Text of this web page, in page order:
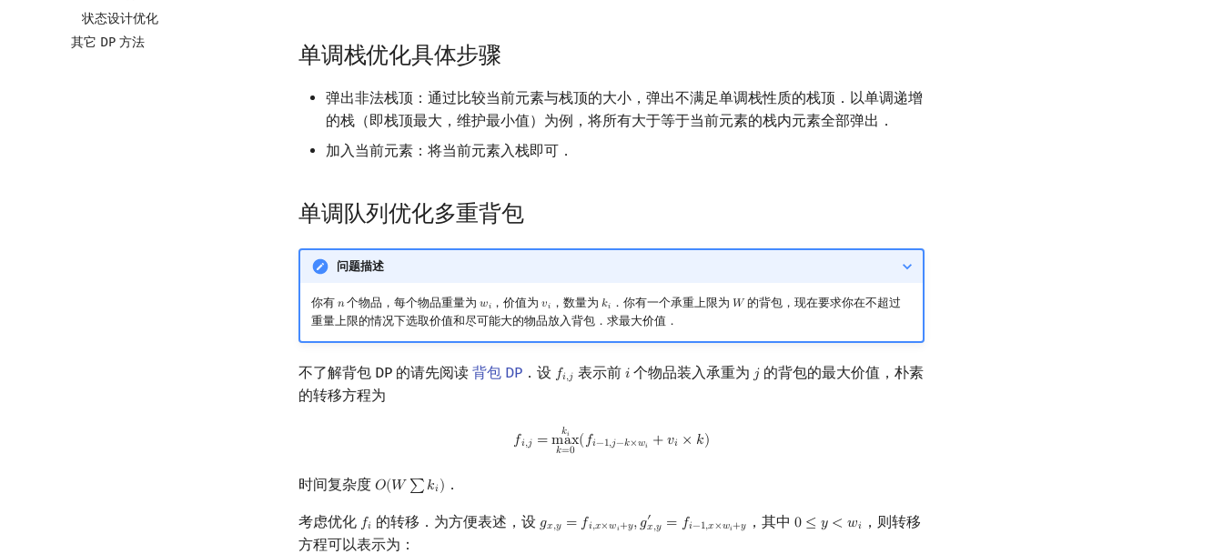
状态设计优化
其它 DP 方法
单调栈优化具体步骤
弹出非法栈顶：通过比较当前元素与栈顶的大小，弹出不满足单调栈性质的栈顶．以单调递增
的栈（即栈顶最大，维护最小值）为例，将所有大于等于当前元素的栈内元素全部弹出．
加入当前元素：将当前元素入栈即可．
单调队列优化多重背包
问题描述
你有 𝑛
n个物品，每个物品重量为𝑤𝑖
wi ，价值为𝑣𝑖
vi ，数量为 𝑘𝑖
ki ．你有一个承重上限为 𝑊
W的背包，现在要求你在不超过
重量上限的情况下选取价值和尽可能大的物品放入背包．求最大价值．
不了解背包 DP 的请先阅读 背包 DP ．设 𝑓𝑖,𝑗
f,j 表示前 𝑖
i 个物品装入承重为 𝑗
j的背包的最大价值，朴素
的转移方程为
𝑓𝑖,𝑗 = 𝑘𝑖
max
𝑘=0 (𝑓𝑖−1,𝑗−𝑘×𝑤𝑖 +𝑣𝑖 × 𝑘)
f maxk=0k w i+ vi× k)
时间复杂度 𝑂(𝑊 ∑𝑘𝑖)
O(W∑ ki) ．
考虑优化 𝑓𝑖
f 的转移．为方便表述，设 𝑔𝑥,𝑦 = 𝑓𝑖,𝑥×𝑤𝑖+𝑦,𝑔′
𝑥,𝑦 = 𝑓𝑖−1,𝑥×𝑤𝑖+𝑦
gx,y =f ,x×wi+y,gx,y′= f− 1,x×wi+y ，其中 0 ≤ 𝑦 < 𝑤𝑖
0 ≤y <wi
，则转移
方程可以表示为：